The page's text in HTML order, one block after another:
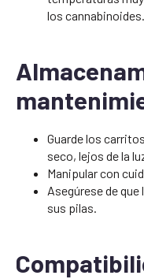
los cannabinoides.
Guarde los
seco, lejos de la
Manipular con
Asegúrese de
sus pilas.